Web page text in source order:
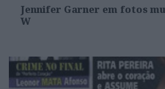
Jennifer Garner em fotos
W